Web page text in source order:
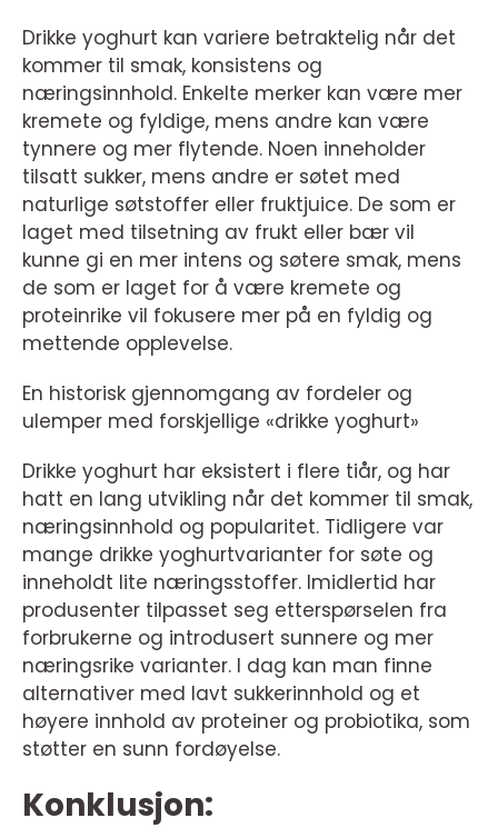
Drikke yoghurt kan variere betraktelig når det
kommer til smak, konsistens og
næringsinnhold. Enkelte merker kan være mer
kremete og fyldige, mens andre kan være
tynnere og mer flytende. Noen inneholder
tilsatt sukker, mens andre er søtet med
naturlige søtstoffer eller fruktjuice. De som er
laget med tilsetning av frukt eller bær vil
kunne gi en mer intens og søtere smak, mens
de som er laget for å være kremete og
proteinrike vil fokusere mer på en fyldig og
mettende opplevelse.
En historisk gjennomgang av fordeler og
ulemper med forskjellige «drikke yoghurt»
Drikke yoghurt har eksistert i flere tiår, og har
hatt en lang utvikling når det kommer til smak,
næringsinnhold og popularitet. Tidligere var
mange drikke yoghurtvarianter for søte og
inneholdt lite næringsstoffer. Imidlertid har
produsenter tilpasset seg etterspørselen fra
forbrukerne og introdusert sunnere og mer
næringsrike varianter. I dag kan man finne
alternativer med lavt sukkerinnhold og et
høyere innhold av proteiner og probiotika, som
støtter en sunn fordøyelse.
Konklusjon: